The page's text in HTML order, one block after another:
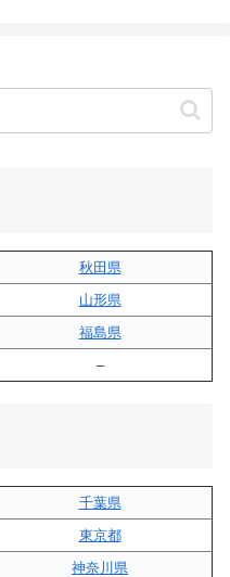
秋田県
山形県
福島県
–
千葉県
東京都
神奈川県